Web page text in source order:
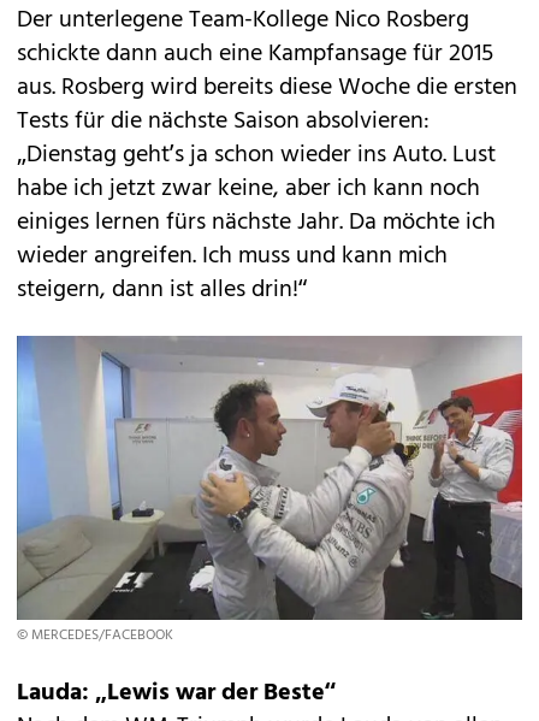
Der unterlegene Team-Kollege Nico Rosberg
schickte dann auch eine Kampfansage für 2015
aus. Rosberg wird bereits diese Woche die ersten
Tests für die nächste Saison absolvieren:
„Dienstag geht’s ja schon wieder ins Auto. Lust
habe ich jetzt zwar keine, aber ich kann noch
einiges lernen fürs nächste Jahr. Da möchte ich
wieder angreifen. Ich muss und kann mich
steigern, dann ist alles drin!“
© MERCEDES/FACEBOOK
Lauda: „Lewis war der Beste“